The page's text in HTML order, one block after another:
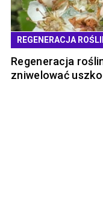
REGENERACJA
Regeneracja
zniwelować